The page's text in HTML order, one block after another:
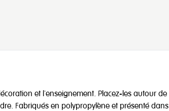
et l'enseignement. Placez-les autour de
Fabriqués en polypropylène et présenté dans